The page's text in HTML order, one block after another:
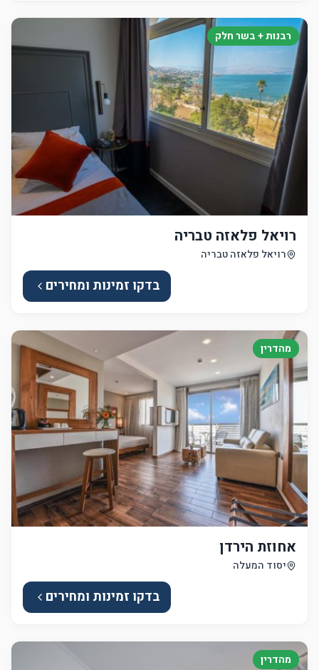
רבנות + בשר חלק
רויאל פלאזה טבריה
רויאל פלאזה טבריה
בדקו זמינות ומחירים
מהדרין
אחוזת הירדן
יסוד המעלה
בדקו זמינות ומחירים
מהדרין